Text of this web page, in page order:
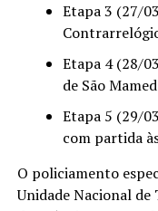
Etapa 3 (27/
Etapa 4 (28/
de São
Etapa 5 (29/
com partida
O policiamento
Unidade Nacional